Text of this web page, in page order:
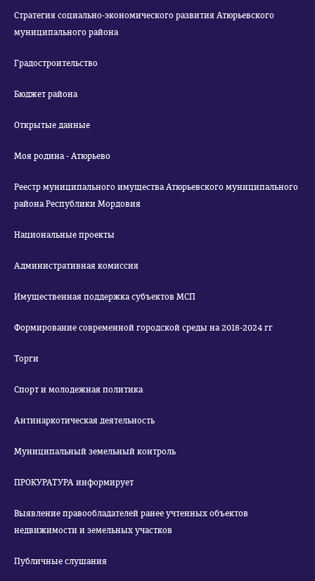
Стратегия социально-экономического развития Атюрьевского
муниципального района
Градостроительство
Бюджет района
Открытые данные
Моя родина - Атюрьево
Реестр муниципального имущества Атюрьевского муниципального
района Республики Мордовия
Национальные проекты
Административная комиссия
Имущественная поддержка субъектов МСП
Формирование современной городской среды на 2018-2024 гг
Торги
Спорт и молодежная политика
Антинаркотическая деятельность
Муниципальный земельный контроль
ПРОКУРАТУРА информирует
Выявление правообладателей ранее учтенных объектов
недвижимости и земельных участков
Публичные слушания